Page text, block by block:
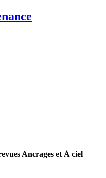
Ancrages et À ciel